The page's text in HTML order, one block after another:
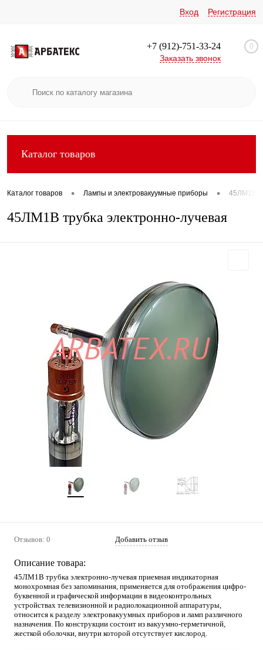
Вход Регистрация
+7 (912)-751-33-24
Заказать звонок
0
Каталог товаров
Каталог товаров • Лампы и электровакуумные приборы • 45ЛМ1В
45ЛМ1В трубка электронно-лучевая
Отзывов: 0 Добавить отзыв
Описание товара:
45ЛМ1В трубка электронно-лучевая приемная индикаторная
монохромная без запоминания, применяется для отображения цифро-
буквенной и графической информации в видеоконтрольных
устройствах телевизионной и радиолокационной аппаратуры,
относится к разделу электровакуумных приборов и ламп различного
назначения. По конструкции состоит из вакуумно-герметичной,
жесткой оболочки, внутри которой отсутствует кислород.